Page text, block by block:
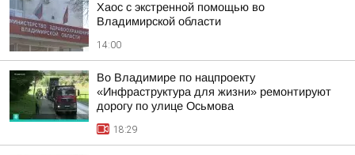
Хаос с экстренной помощью во
Владимирской области
14:00
Во Владимире по нацпроекту
«Инфраструктура для жизни» ремонтируют
дорогу по улице Осьмова
18:29